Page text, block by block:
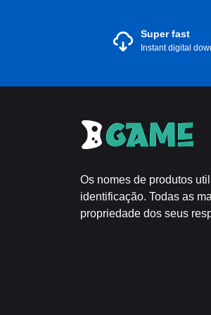
Super fast
Instant digital
Os nomes de produtos
identificação. Todas as
propriedade dos seus